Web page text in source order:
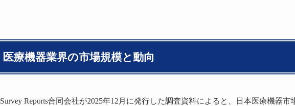
医療機器業界の市場規模と動向
Survey Reports合同会社が2025年12月に発行した調査資料によると、日本医療機器